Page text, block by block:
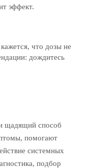
эффект.
что дозы не
дождитесь
щадящий способ
помогают
системных
подбор